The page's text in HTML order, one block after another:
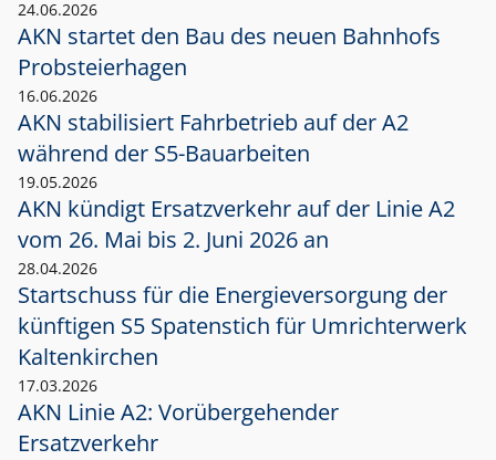
24.06.2026
AKN startet den Bau des neuen Bahnhofs
Probsteierhagen
16.06.2026
AKN stabilisiert Fahrbetrieb auf der A2
während der S5-Bauarbeiten
19.05.2026
AKN kündigt Ersatzverkehr auf der Linie A2
vom 26. Mai bis 2. Juni 2026 an
28.04.2026
Startschuss für die Energieversorgung der
künftigen S5 Spatenstich für Umrichterwerk
Kaltenkirchen
17.03.2026
AKN Linie A2: Vorübergehender
Ersatzverkehr